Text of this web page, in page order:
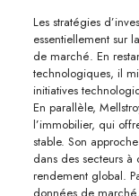
Les stratégies
essentiellement sur
de marché. En
technologiques, il
initiatives
En parallèle,
l’immobilier, qui
stable. Son
dans des secteurs à
rendement global.
données de